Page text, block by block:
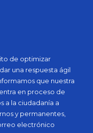
de optimizar
una respuesta ágil
que nuestra
en proceso de
a la ciudadanía a
y permanentes,
electrónico